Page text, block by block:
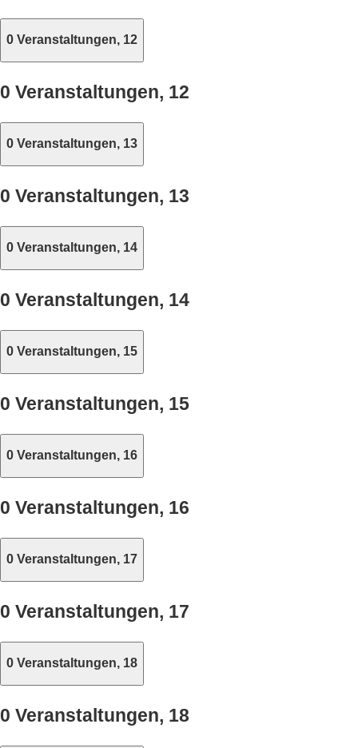
0 Veranstaltungen, 12
0 Veranstaltungen, 12
0 Veranstaltungen, 13
0 Veranstaltungen, 13
0 Veranstaltungen, 14
0 Veranstaltungen, 14
0 Veranstaltungen, 15
0 Veranstaltungen, 15
0 Veranstaltungen, 16
0 Veranstaltungen, 16
0 Veranstaltungen, 17
0 Veranstaltungen, 17
0 Veranstaltungen, 18
0 Veranstaltungen, 18